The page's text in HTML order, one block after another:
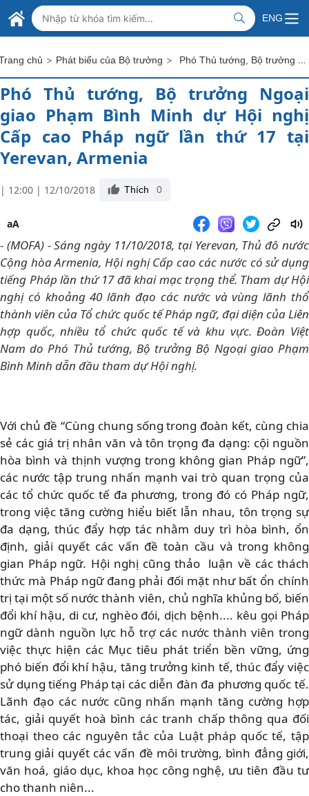
Skip to Main Content
BỘ NGOẠI GIAO VIỆT NAM
MINISTRY OF FOREIGN AFFAIRS
ENG
chủ > Phát biểu của Bộ trưởng > Phó Thủ tướng, Bộ trưởng Ngoại giao Phạm Bình Minh dự Hội nghị Cấp cao Pháp ngữ lần thứ 17 tại Yerevan, Armenia
Phó Thủ tướng, Bộ trưởng Ngoại
giao Phạm Bình Minh dự Hội nghị
Cấp cao Pháp ngữ lần thứ 17 tại
Yerevan, Armenia
| 12:00 | 12/10/2018 Thích 0
aA
- (MOFA) - Sáng ngày 11/10/2018, tại Yerevan, Thủ đô nước
Cộng hòa Armenia, Hội nghị Cấp cao các nước có sử dụng
tiếng Pháp lần thứ 17 đã khai mạc trọng thể. Tham dự Hội
nghị có khoảng 40 lãnh đạo các nước và vùng lãnh thổ
thành viên của Tổ chức quốc tế Pháp ngữ, đại diện của Liên
hợp quốc, nhiều tổ chức quốc tế và khu vực. Đoàn Việt
Nam do Phó Thủ tướng, Bộ trưởng Bộ Ngoại giao Phạm
Bình Minh dẫn đầu tham dự Hội nghị.
Với chủ đề “Cùng chung sống trong đoàn kết, cùng chia
sẻ các giá trị nhân văn và tôn trọng đa dạng: cội nguồn
hòa bình và thịnh vượng trong không gian Pháp ngữ”,
các nước tập trung nhấn mạnh vai trò quan trọng của
các tổ chức quốc tế đa phương, trong đó có Pháp ngữ,
trong việc tăng cường hiểu biết lẫn nhau, tôn trọng sự
đa dạng, thúc đẩy hợp tác nhằm duy trì hòa bình, ổn
định, giải quyết các vấn đề toàn cầu và trong không
gian Pháp ngữ. Hội nghị cũng thảo luận về các thách
thức mà Pháp ngữ đang phải đối mặt như bất ổn chính
trị tại một số nước thành viên, chủ nghĩa khủng bố, biến
đổi khí hậu, di cư, nghèo đói, dịch bệnh.... kêu gọi Pháp
ngữ dành nguồn lực hỗ trợ các nước thành viên trong
việc thực hiện các Mục tiêu phát triển bền vững, ứng
phó biến đổi khí hậu, tăng trưởng kinh tế, thúc đẩy việc
sử dụng tiếng Pháp tại các diễn đàn đa phương quốc tế.
Lãnh đạo các nước cũng nhấn mạnh tăng cường hợp
tác, giải quyết hoà bình các tranh chấp thông qua đối
thoại theo các nguyên tắc của Luật pháp quốc tế, tập
trung giải quyết các vấn đề môi trường, bình đẳng giới,
văn hoá, giáo dục, khoa học công nghệ, ưu tiên đầu tư
cho thanh niên...